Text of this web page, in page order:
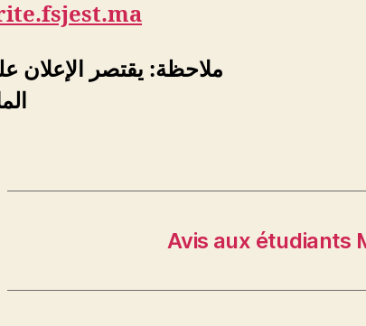
ملاحظة: يقتصر الإعلان
Avis aux étudiants